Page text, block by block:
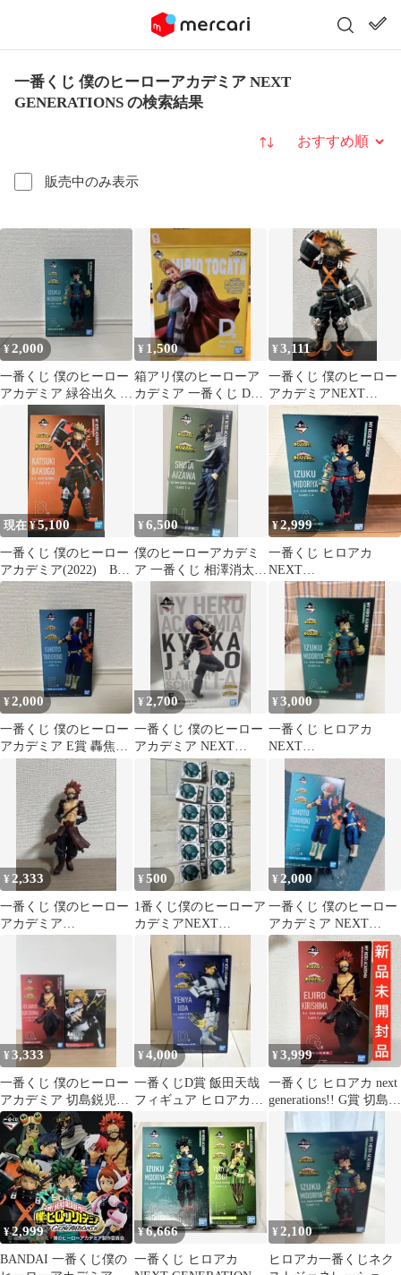
一番くじ 僕のヒーローアカデミア NEXT
GENERATIONS の検索結果
販売中のみ表示
並び替え
¥2,000
一番くじ 僕のヒーロー
アカデミア 緑谷出久 フ
¥ 1,500
箱アリ僕のヒーローア
カデミア 一番くじ D賞
通形ミリオ フィギュア
¥3,111
一番くじ 僕のヒーロー
アカデミアNEXT
GENERATIONS 爆豪勝
現在 ¥5,100
一番くじ 僕のヒーロー
アカデミア(2022) B賞
爆豪勝己;figure
¥6,500
僕のヒーローアカデミ
ア 一番くじ 相澤消太
¥2,999
一番くじ ヒロアカ
NEXT
GENERATIONS!! A賞
緑谷出久
¥2,000
一番くじ 僕のヒーロー
アカデミア E賞 轟焦凍
フィギュア
¥2,700
一番くじ 僕のヒーロー
アカデミア NEXT
GENERATIONS 耳郎響
¥3,000
一番くじ ヒロアカ
NEXT
GENERATIONS!! A賞
緑谷出久
¥ 2,333
一番くじ 僕のヒーロー
アカデミア
¥500
1番くじ僕のヒーローア
カデミアNEXT
GENERATIONS!! K賞
¥ 2,000
一番くじ 僕のヒーロー
アカデミア NEXT
GENERATIONS!E賞 轟
焦凍
¥3,333
一番くじ 僕のヒーロー
アカデミア 切島鋭児郎
上鳴電気 2体セット
¥4,000
一番くじD賞 飯田天哉
フィギュア ヒロアカ
GENERATIONS!!
¥3,999
一番くじ ヒロアカ next
generations!! G賞 切島鋭
¥2,999
BANDAI 一番くじ僕の
¥ 6,666
一番くじ ヒロアカ
¥ 2,100
ヒロアカ一番くじネク